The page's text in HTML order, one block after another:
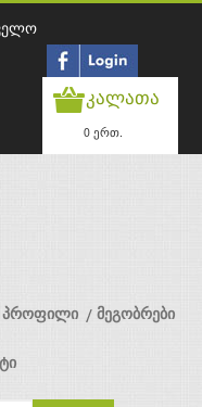
კალათა
0 ერთ.
პროფილი მეგობრები